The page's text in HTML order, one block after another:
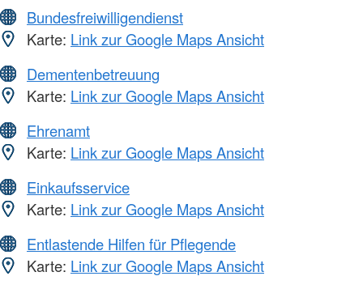
Bundesfreiwilligendienst
Karte: Link zur Google Maps Ansicht
Dementenbetreuung
Karte: Link zur Google Maps Ansicht
Ehrenamt
Karte: Link zur Google Maps Ansicht
Einkaufsservice
Karte: Link zur Google Maps Ansicht
Entlastende Hilfen für Pflegende
Karte: Link zur Google Maps Ansicht